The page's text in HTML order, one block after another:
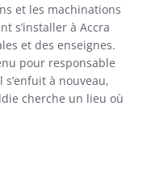
et les machinations
s’installer à Accra
et des enseignes.
pour responsable
à nouveau,
cherche un lieu où